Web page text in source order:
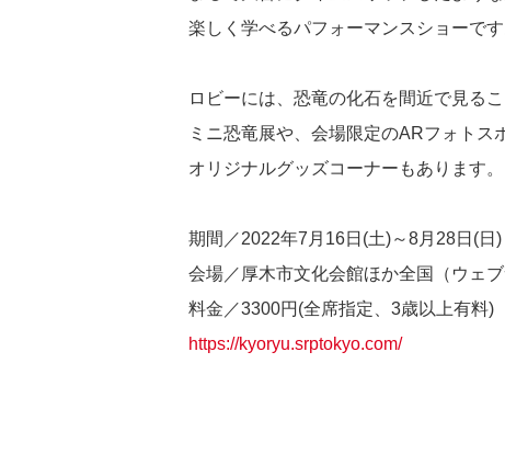
楽しく学べるパフォーマンスショーです
ロビーには、恐竜の化石を間近で見る
ミニ恐竜展や、会場限定のARフォトス
オリジナルグッズコーナーもあります。
期間／2022年7月16日(土)～8月28日(日)
会場／厚木市文化会館ほか全国（ウェ
料金／3300円(全席指定、3歳以上有料)
https://kyoryu.srptokyo.com/